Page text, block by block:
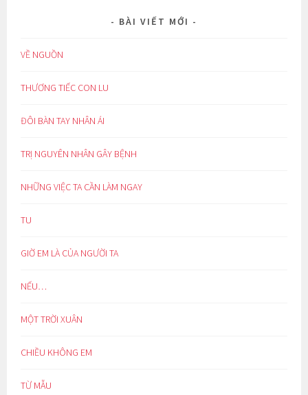
BÀI VIẾT MỚI
VỀ NGUỒN
THƯƠNG TIẾC CON LU
ĐÔI BÀN TAY NHÂN ÁI
TRỊ NGUYÊN NHÂN GÂY BỆNH
NHỮNG VIỆC TA CẦN LÀM NGAY
TU
GIỜ EM LÀ CỦA NGƯỜI TA
NẾU…
MỘT TRỜI XUÂN
CHIỀU KHÔNG EM
TỪ MẪU